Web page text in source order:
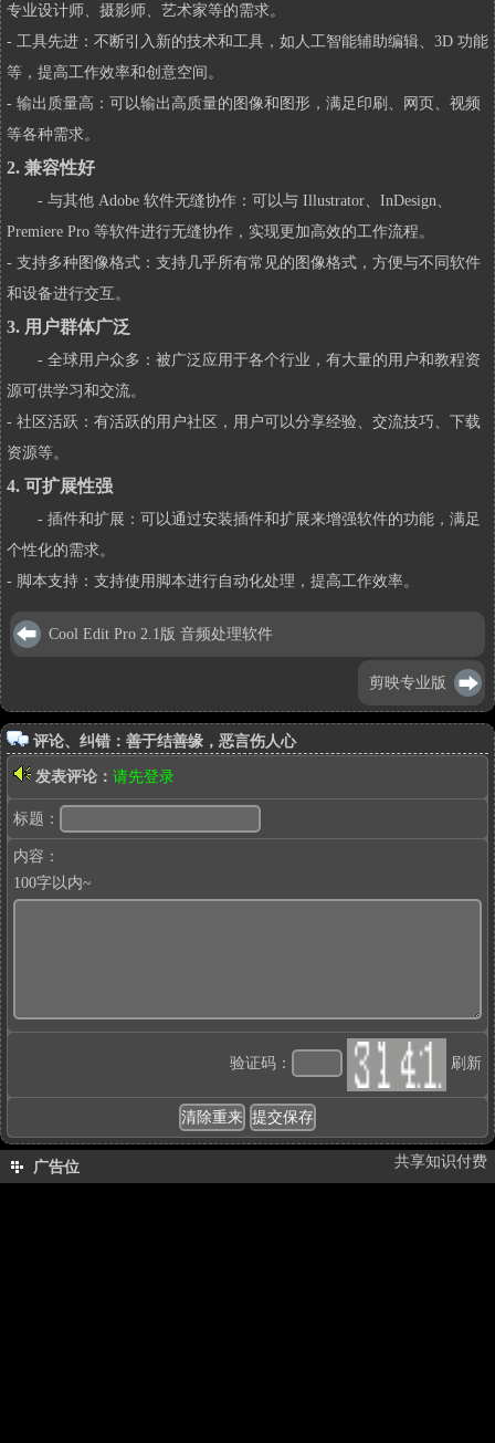
专业设计师、摄影师、艺术家等的需求。
- 工具先进：不断引入新的技术和工具，如人工智能辅助编辑、3D 功能
等，提高工作效率和创意空间。
- 输出质量高：可以输出高质量的图像和图形，满足印刷、网页、视频
等各种需求。
2. 兼容性好
- 与其他 Adobe 软件无缝协作：可以与 Illustrator、InDesign、
Premiere Pro 等软件进行无缝协作，实现更加高效的工作流程。
- 支持多种图像格式：支持几乎所有常见的图像格式，方便与不同软件
和设备进行交互。
3. 用户群体广泛
- 全球用户众多：被广泛应用于各个行业，有大量的用户和教程资
源可供学习和交流。
- 社区活跃：有活跃的用户社区，用户可以分享经验、交流技巧、下载
资源等。
4. 可扩展性强
- 插件和扩展：可以通过安装插件和扩展来增强软件的功能，满足
个性化的需求。
- 脚本支持：支持使用脚本进行自动化处理，提高工作效率。
Cool Edit Pro 2.1版 音频处理软件
剪映专业版
评论、纠错：善于结善缘，恶言伤人心
发表评论： 请先登录
标题：
内容：
100字以内~
验证码： 刷新
广告位 共享知识付费